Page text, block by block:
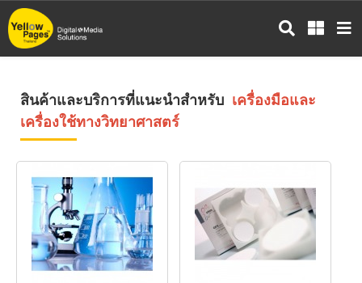
ข้าม
ไป
สินค้าและบริการที่แนะนำสำหรับ เครื่องมือและ
เครื่องใช้ทางวิทยาศาสตร์